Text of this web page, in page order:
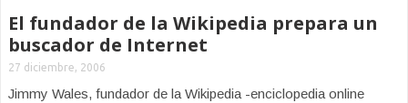
El fundador de la Wikipedia prepara un
buscador de Internet
27 diciembre, 2006
Jimmy Wales, fundador de la Wikipedia -enciclopedia online